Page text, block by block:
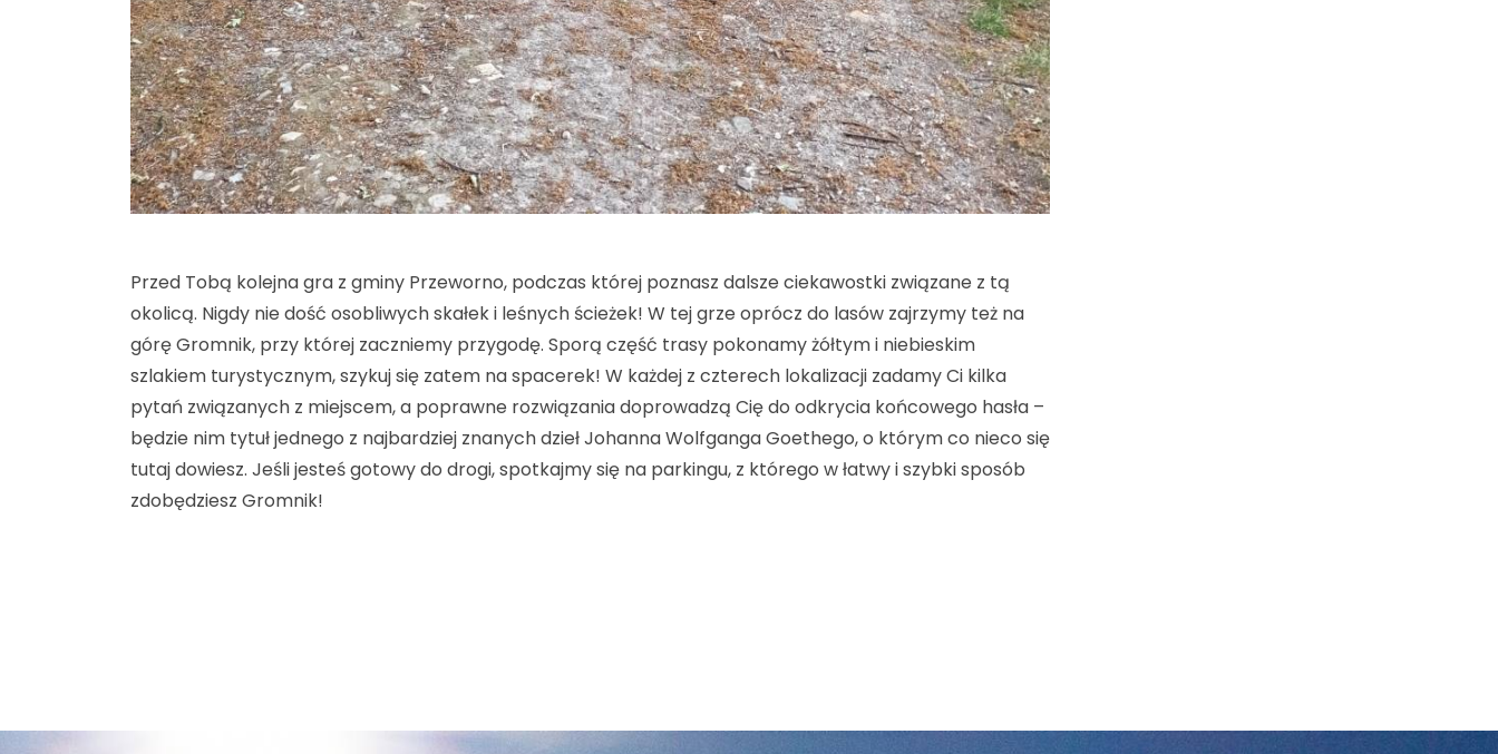
Przed Tobą kolejna gra z gminy Przeworno, podczas której poznasz dalsze ciekawostki związane z tą
okolicą. Nigdy nie dość osobliwych skałek i leśnych ścieżek! W tej grze oprócz do lasów zajrzymy też na
górę Gromnik, przy której zaczniemy przygodę. Sporą część trasy pokonamy żółtym i niebieskim
szlakiem turystycznym, szykuj się zatem na spacerek! W każdej z czterech lokalizacji zadamy Ci kilka
pytań związanych z miejscem, a poprawne rozwiązania doprowadzą Cię do odkrycia końcowego hasła –
będzie nim tytuł jednego z najbardziej znanych dzieł Johanna Wolfganga Goethego, o którym co nieco się
tutaj dowiesz. Jeśli jesteś gotowy do drogi, spotkajmy się na parkingu, z którego w łatwy i szybki sposób
zdobędziesz Gromnik!